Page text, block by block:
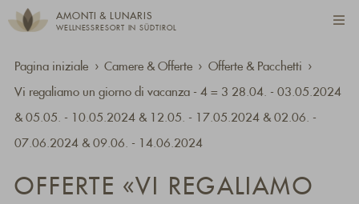
AMONTI & LUNARIS
WELLNESSRESORT IN SÜDTIROL
Pagina iniziale Camere & Offerte Offerte & Pacchetti
Vi regaliamo un giorno di vacanza - 4 = 3 28.04. - 03.05.2024
& 05.05. - 10.05.2024 & 12.05. - 17.05.2024 & 02.06. -
07.06.2024 & 09.06. - 14.06.2024
OFFERTE «VI REGALIAMO